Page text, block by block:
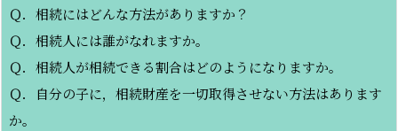
Ｑ．相続にはどんな方法がありますか？
Ｑ．相続人には誰がなれますか。
Ｑ．相続人が相続できる割合はどのようになりますか。
Ｑ．自分の子に，相続財産を一切取得させない方法はあります
か。